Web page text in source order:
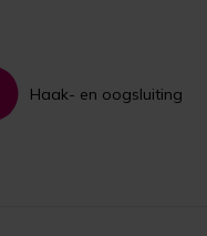
Haak- en oogsluiting